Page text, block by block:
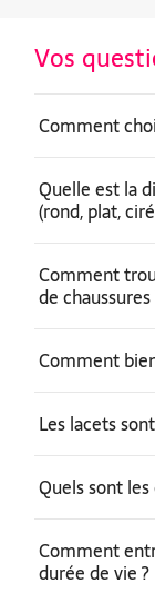
Vos
Comment
Quelle est la
(rond, plat,
Comment
de chaussures
Comment
Les lacets
Quels sont
Comment
durée de vie ?